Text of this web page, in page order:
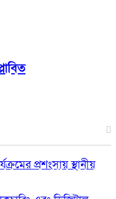
প্রশংসায় স্থানীয়